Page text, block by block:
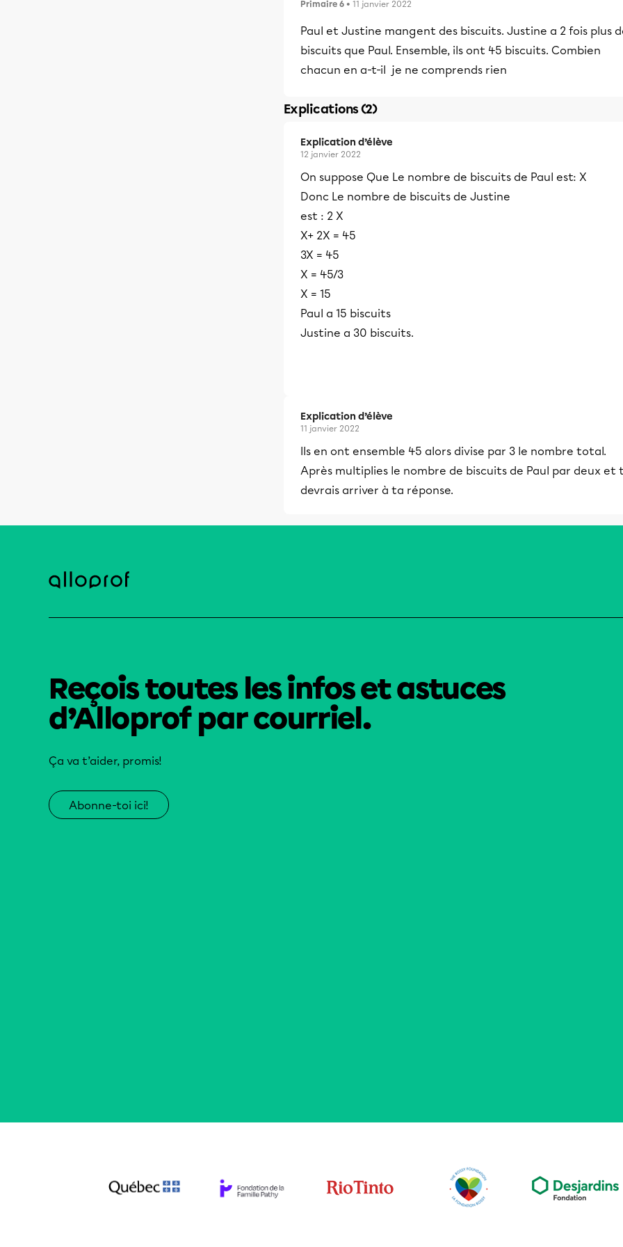
Primaire 6 • 11 janvier 2022
Paul et Justine mangent des biscuits. Justine a 2 fois plus
biscuits que Paul. Ensemble, ils ont 45 biscuits. Combien
chacun en a-t-il je ne comprends rien
Explications (2)
Explication d’élève
12 janvier 2022
On suppose Que Le nombre de biscuits de Paul est: X
Donc Le nombre de biscuits de Justine
est : 2 X
X+ 2X = 45
3X = 45
X = 45/3
X = 15
Paul a 15 biscuits
Justine a 30 biscuits.
Explication d’élève
11 janvier 2022
Ils en ont ensemble 45 alors divise par 3 le nombre total.
Après multiplies le nombre de biscuits de Paul par deux et
devrais arriver à ta réponse.
Reçois toutes les infos et astuces
d’Alloprof par courriel.
Ça va t’aider, promis!
Abonne-toi ici!